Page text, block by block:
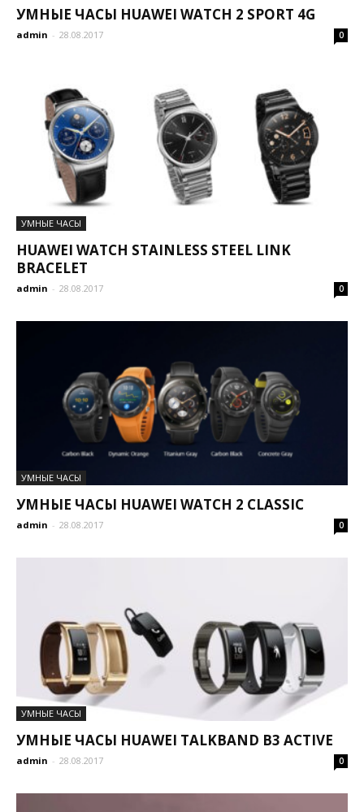
УМНЫЕ ЧАСЫ HUAWEI WATCH 2 SPORT 4G
admin - 28.08.2017 0
УМНЫЕ ЧАСЫ
HUAWEI WATCH STAINLESS STEEL LINK
BRACELET
admin - 28.08.2017 0
УМНЫЕ ЧАСЫ
УМНЫЕ ЧАСЫ HUAWEI WATCH 2 CLASSIC
admin - 28.08.2017 0
УМНЫЕ ЧАСЫ
УМНЫЕ ЧАСЫ HUAWEI TALKBAND B3 ACTIVE
admin - 28.08.2017 0